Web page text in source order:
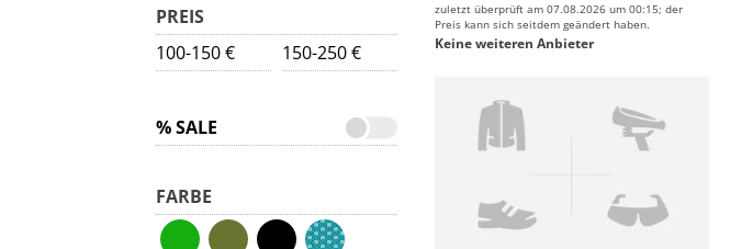
PREIS
100-150 €
150-250 €
% SALE
FARBE
zuletzt überprüft am 07.08.2026 um 00:15; der
Preis kann sich seitdem geändert haben.
Keine weiteren Anbieter